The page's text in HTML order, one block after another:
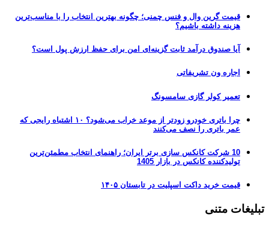
قیمت گرین وال و فنس چمنی؛ چگونه بهترین انتخاب را با مناسب‌ترین
هزینه داشته باشیم؟
آیا صندوق درآمد ثابت گزینه‌ای امن برای حفظ ارزش پول است؟
اجاره ون تشریفاتی
تعمیر کولر گازی سامسونگ
چرا باتری خودرو زودتر از موعد خراب می‌شود؟ ۱۰ اشتباه رایجی که
عمر باتری را نصف می‌کنند
10 شرکت کانکس سازی برتر ایران؛ راهنمای انتخاب مطمئن‌ترین
تولیدکننده کانکس در بازار 1405
قیمت خرید داکت اسپلیت در تابستان ۱۴۰۵
تبلیغات متنی